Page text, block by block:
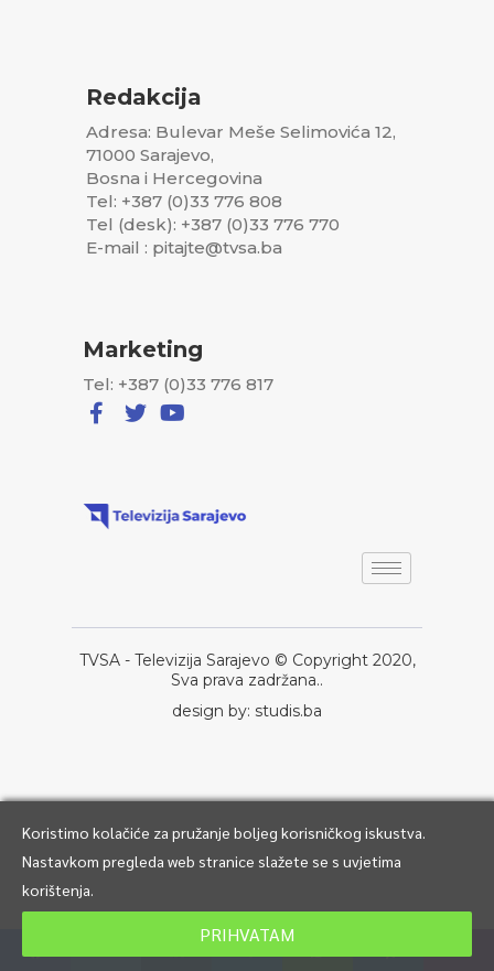
Redakcija
Adresa: Bulevar Meše Selimovića 12,
71000 Sarajevo,
Bosna i Hercegovina
Tel: +387 (0)33 776 808
Tel (desk): +387 (0)33 776 770
E-mail : pitajte@tvsa.ba
Marketing
Tel: +387 (0)33 776 817
TVSA - Televizija Sarajevo © Copyright 2020,
Sva prava zadržana..
design by: studis.ba
Koristimo kolačiće za pružanje boljeg korisničkog iskustva.
Nastavkom pregleda web stranice slažete se s uvjetima
korištenja.
PRIHVATAM